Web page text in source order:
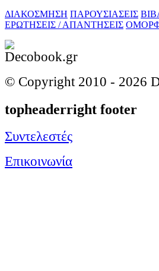
ΔΙΑΚΟΣΜΗΣΗ ΠΑΡΟΥΣΙΑΣΕΙΣ
ΕΡΩΤΗΣΕΙΣ / ΑΠΑΝΤΗΣΕΙΣ
© Copyright 2010 - 2026
topheaderright footer
Συντελεστές
Επικοινωνία